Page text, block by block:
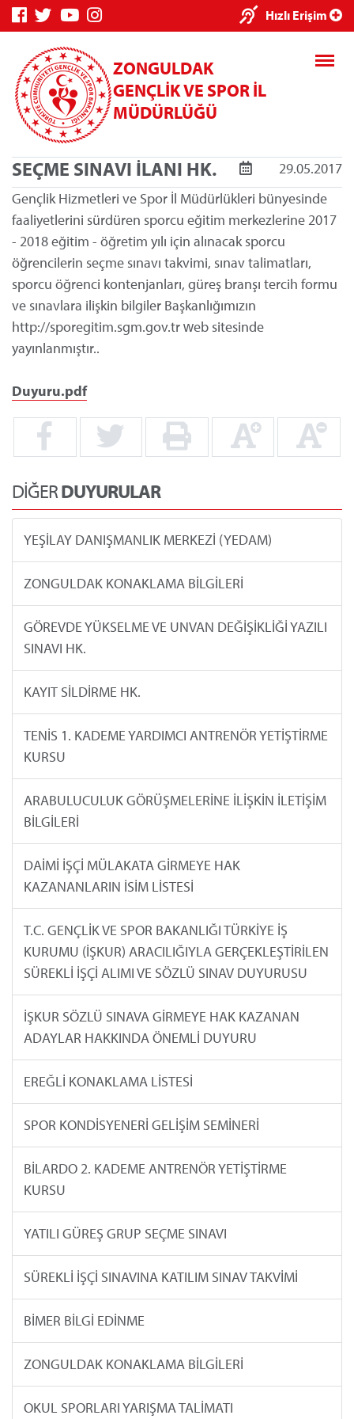
Hızlı Erişim
ZONGULDAK
GENÇLİK VE SPOR İL
MÜDÜRLÜĞÜ
SEÇME SINAVI İLANI HK.
29.05.2017
Gençlik Hizmetleri ve Spor İl Müdürlükleri bünyesinde
faaliyetlerini sürdüren sporcu eğitim merkezlerine 2017
- 2018 eğitim - öğretim yılı için alınacak sporcu
öğrencilerin seçme sınavı takvimi, sınav talimatları,
sporcu öğrenci kontenjanları, güreş branşı tercih formu
ve sınavlara ilişkin bilgiler Başkanlığımızın
http://sporegitim.sgm.gov.tr web sitesinde
yayınlanmıştır..
Duyuru.pdf
DİĞERDUYURULAR
YEŞİLAY DANIŞMANLIK MERKEZİ (YEDAM)
ZONGULDAK KONAKLAMA BİLGİLERİ
GÖREVDE YÜKSELME VE UNVAN DEĞİŞİKLİĞİ YAZILI
SINAVI HK.
KAYIT SİLDİRME HK.
TENİS 1. KADEME YARDIMCI ANTRENÖR YETİŞTİRME
KURSU
ARABULUCULUK GÖRÜŞMELERİNE İLİŞKİN İLETİŞİM
BİLGİLERİ
DAİMİ İŞÇİ MÜLAKATA GİRMEYE HAK
KAZANANLARIN İSİM LİSTESİ
T.C. GENÇLİK VE SPOR BAKANLIĞI TÜRKİYE İŞ
KURUMU (İŞKUR) ARACILIĞIYLA GERÇEKLEŞTİRİLEN
SÜREKLİ İŞÇİ ALIMI VE SÖZLÜ SINAV DUYURUSU
İŞKUR SÖZLÜ SINAVA GİRMEYE HAK KAZANAN
ADAYLAR HAKKINDA ÖNEMLİ DUYURU
EREĞLİ KONAKLAMA LİSTESİ
SPOR KONDİSYENERİ GELİŞİM SEMİNERİ
BİLARDO 2. KADEME ANTRENÖR YETİŞTİRME
KURSU
YATILI GÜREŞ GRUP SEÇME SINAVI
SÜREKLİ İŞÇİ SINAVINA KATILIM SINAV TAKVİMİ
BİMER BİLGİ EDİNME
ZONGULDAK KONAKLAMA BİLGİLERİ
OKUL SPORLARI YARIŞMA TALİMATI
×
Genç Bilgi
Sistemi
Spor Bilgi
Sistemi
Kredi/Yurt
İşlemleri
Kredi/Yurt E-
Ödeme